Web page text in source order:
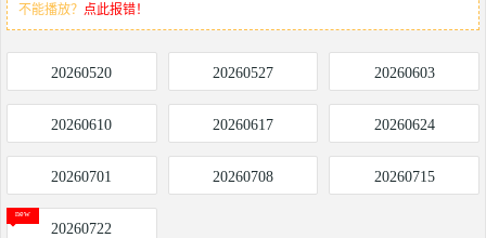
不能播放？ 点此报错！
20260520 20260527 20260603
20260610 20260617 20260624
20260701 20260708 20260715
20260722